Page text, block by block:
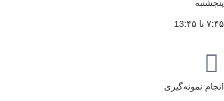
پنجشنبه
۷:۴۵ تا 13:۴۵
انجام نمونه‌گیری